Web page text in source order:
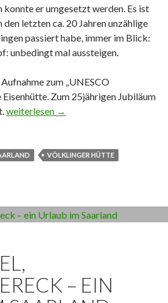
konnte er umgesetzt werden. Es ist
den letzten ca. 20 Jahren unzählige
passiert habe, immer im Blick:
unbedingt mal aussteigen.
zum „UNESCO
Zum 25jährigen Jubiläum
Völklinger Hütte oder wie ich ein
weiterlesen →
VÖLKLINGER HÜTTE
– EIN